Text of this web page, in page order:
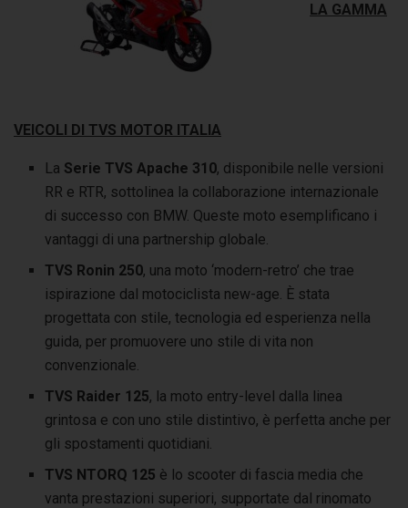
LA GAMMA
VEICOLI DI TVS MOTOR ITALIA
La Serie TVS Apache 310, disponibile nelle versioni
RR e RTR, sottolinea la collaborazione internazionale
di successo con BMW. Queste moto esemplificano i
vantaggi di una partnership globale.
TVS Ronin 250, una moto ‘modern-retro’ che trae
ispirazione dal motociclista new-age. È stata
progettata con stile, tecnologia ed esperienza nella
guida, per promuovere uno stile di vita non
convenzionale.
TVS Raider 125, la moto entry-level dalla linea
grintosa e con uno stile distintivo, è perfetta anche per
gli spostamenti quotidiani.
TVS NTORQ 125 è lo scooter di fascia media che
vanta prestazioni superiori, supportate dal rinomato